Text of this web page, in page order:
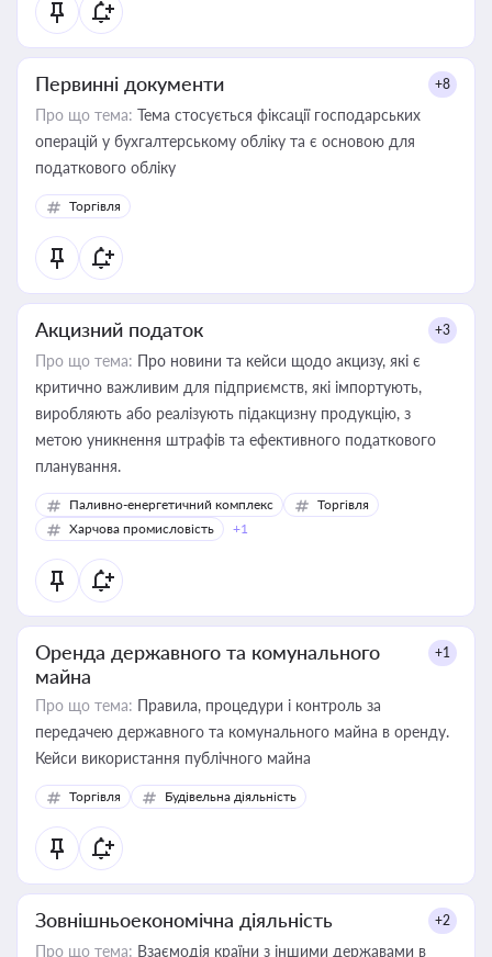
Первинні документи +8
Про що тема: Тема стосується фіксації господарських
операцій у бухгалтерському обліку та є основою для
податкового обліку
Торгівля
Акцизний податок +3
Про що тема: Про новини та кейси щодо акцизу, які є
критично важливим для підприємств, які імпортують,
виробляють або реалізують підакцизну продукцію, з
метою уникнення штрафів та ефективного податкового
планування.
Паливно-енергетичний комплекс
Торгівля
Харчова промисловість
+1
Оренда державного та комунального
майна
+1
Про що тема: Правила, процедури і контроль за
передачею державного та комунального майна в оренду.
Кейси використання публічного майна
Торгівля Будівельна діяльність
Зовнішньоекономічна діяльність +2
Про що тема: Взаємодія країни з іншими державами в